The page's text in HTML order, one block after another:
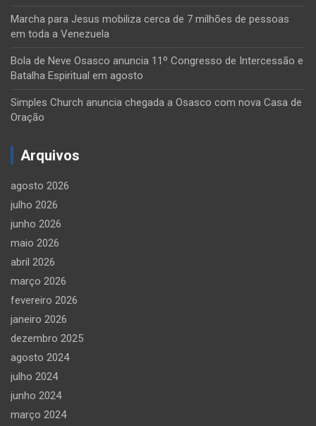
Marcha para Jesus mobiliza cerca de 7 milhões de pessoas
em toda a Venezuela
Bola de Neve Osasco anuncia 11º Congresso de Intercessão e
Batalha Espiritual em agosto
Simples Church anuncia chegada a Osasco com nova Casa de
Oração
Arquivos
agosto 2026
julho 2026
junho 2026
maio 2026
abril 2026
março 2026
fevereiro 2026
janeiro 2026
dezembro 2025
agosto 2024
julho 2024
junho 2024
março 2024